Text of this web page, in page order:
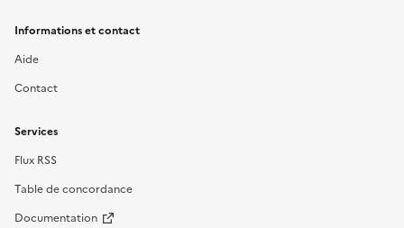
Informations et contact
Aide
Contact
Services
Flux RSS
Table de concordance
Documentation